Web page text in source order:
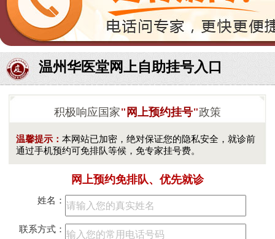
温州华医堂网上自助挂号入口
积极响应国家"网上预约挂号"政策
温馨提示： 本网站已加密，绝对保证您的隐私安全，就诊前
通过手机预约可免排队等候，免专家挂号费。
网上预约免排队、优先就诊
姓名：
联系方式：